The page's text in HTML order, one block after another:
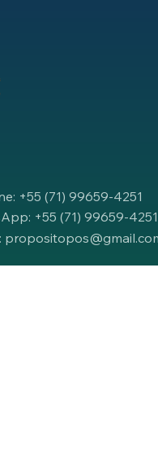
+55 (71) 99659-4251
+55 (71) 99659-4251